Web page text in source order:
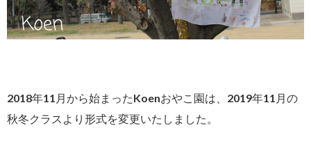
2018年11月から始まったKoenおやこ園は、2019年11月の
秋冬クラスより形式を変更いたしました。